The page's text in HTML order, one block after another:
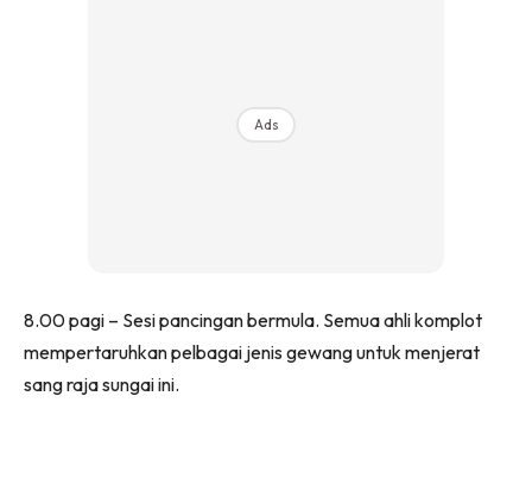
Ads
8.00 pagi – Sesi pancingan bermula. Semua ahli komplot
mempertaruhkan pelbagai jenis gewang untuk menjerat
sang raja sungai ini.